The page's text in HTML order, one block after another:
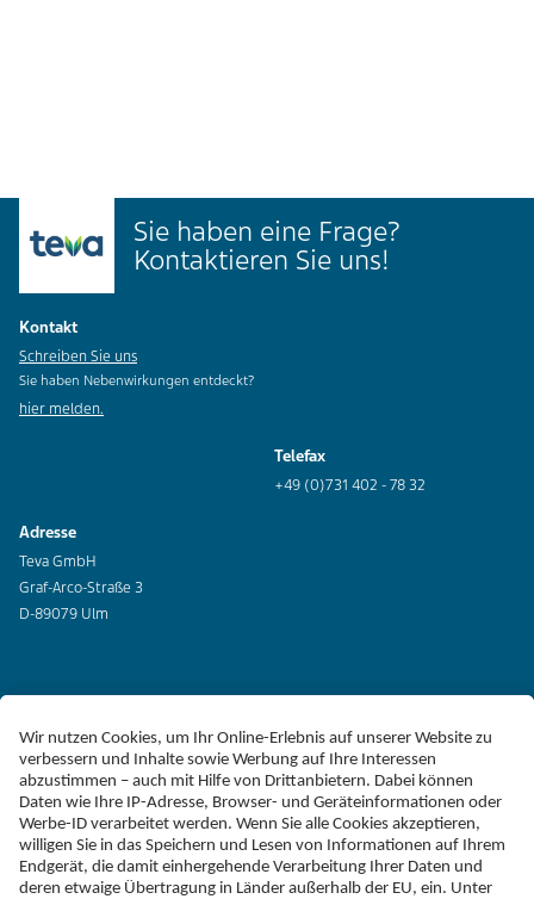
Sie haben eine Frage?
Kontaktieren Sie uns!
Kontakt
Schreiben Sie uns
Sie haben Nebenwirkungen entdeckt?
hier melden.
Telefax
+49 (0)731 402 - 78 32
Adresse
Teva GmbH
Graf-Arco-Straße 3
D-89079 Ulm
Erklärung zur Barrierefreiheit
Impressum
Liefer-AGB
Datenschutz
Haftungsausschluss